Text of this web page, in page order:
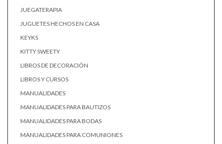
JUEGATERAPIA
JUGUETES HECHOS EN CASA
KEYKS
KITTY SWEETY
LIBROS DE DECORACIÓN
LIBROS Y CURSOS
MANUALIDADES
MANUALIDADES PARA BAUTIZOS
MANUALIDADES PARA BODAS
MANUALIDADES PARA COMUNIONES